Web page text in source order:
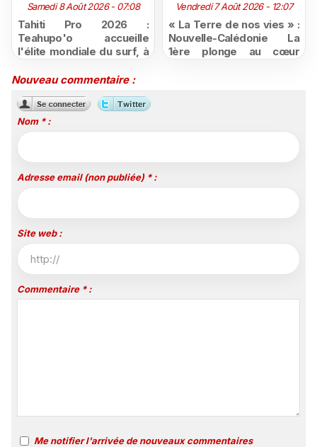
Samedi 8 Août 2026 - 07:08
Tahiti Pro 2026 :
Teahupo'o accueille
l'élite mondiale du surf, à
Polynésie la 1ère
Vendredi 7 Août 2026 - 12:07
« La Terre de nos vies » :
Nouvelle-Calédonie La
1ère plonge au cœur
Nouveau commentaire :
Nom * :
Adresse email (non publiée) * :
Site web :
Commentaire * :
Me notifier l'arrivée de nouveaux commentaires